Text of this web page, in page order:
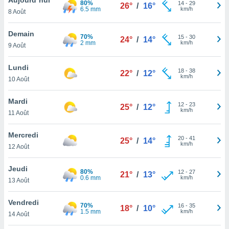
et
»,
au
vous
qu'ils
ou
le
ainsi
un
la
du
8 Août
80%
6.5 mm
26° / 16° 14- 29
km/h
Demain
9 Août
70%
2 mm
24° / 14° 15- 30
km/h
Lundi
10 Août
22° / 12° 18- 38
km/h
Mardi
11 Août
25° / 12° 12- 23
km/h
Mercredi
12 Août
25° / 14° 20- 41
km/h
Jeudi
13 Août
80%
0.6 mm
21° / 13° 12- 27
km/h
Vendredi
14 Août
70%
1.5 mm
18° / 10° 16- 35
km/h